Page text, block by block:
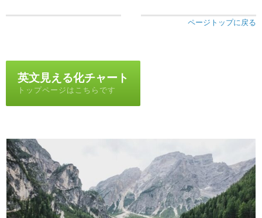
ページトップに戻る
英文見える化チャート
トップページはこちらです